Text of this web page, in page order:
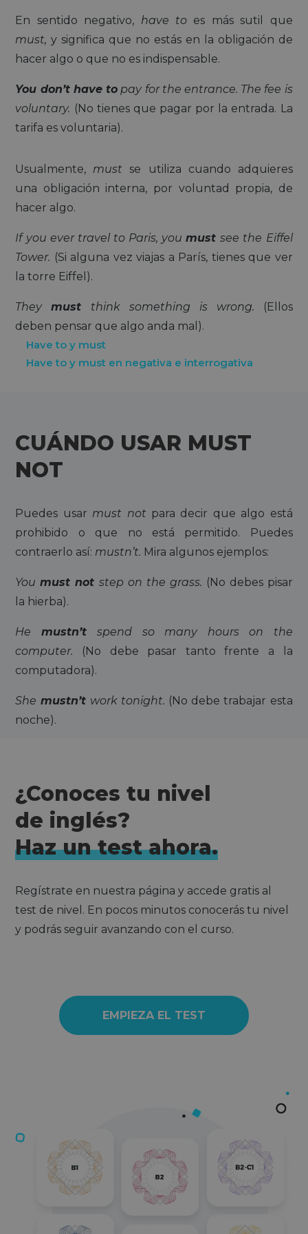
En sentido negativo, have to es más sutil que
must,y significa que no estás en la obligación de
hacer algo o que no es indispensable.
You don’t have to pay for the entrance. The fee is
voluntary. (No tienes que pagar por la entrada. La
tarifa es voluntaria).
Usualmente, must se utiliza cuando adquieres
una obligación interna, por voluntad propia, de
hacer algo.
If you ever travel to Paris, youmustsee the Eiffel
Tower. (Si alguna vez viajas a París, tienes que ver
la torre Eiffel).
Theymust think something is wrong.
(Ellos
deben pensar que algo anda mal).
Have to y must
Have to y must en negativa e interrogativa
CUÁNDO USAR MUST
NOT
Puedes usar must not para decir que algo está
prohibido o que no está permitido. Puedes
contraerlo así: mustn’t. Mira algunos ejemplos:
Youmust notstep on the grass. (No debes pisar
la hierba).
He mustn’tspend so many hours on the
computer. (No debe pasar tanto frente a la
computadora).
She mustn’t work tonight. (No debe trabajar esta
noche).
¿Conoces tu nivel
de inglés?
Haz un test ahora.
Regístrate en nuestra página y accede gratis al
test de nivel. En pocos minutos conocerás tu nivel
y podrás seguir avanzando con el curso.
EMPIEZA EL TEST